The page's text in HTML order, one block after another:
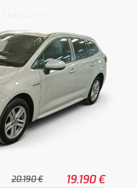
20.190 € 19.190 €